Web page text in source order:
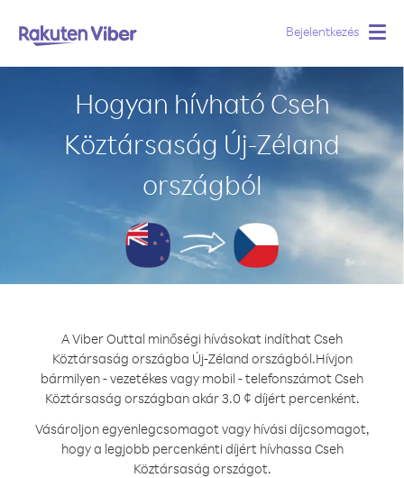
Bejelentkezés
Hogyan hívható Cseh
Köztársaság Új-Zéland
országból
A Viber Outtal minőségi hívásokat indíthat Cseh
Köztársaság országba Új-Zéland országból.Hívjon
bármilyen - vezetékes vagy mobil - telefonszámot Cseh
Köztársaság országban akár 3.0 ¢ díjért percenként.
Vásároljon egyenlegcsomagot vagy hívási díjcsomagot,
hogy a legjobb percenkénti díjért hívhassa Cseh
Köztársaság országot.